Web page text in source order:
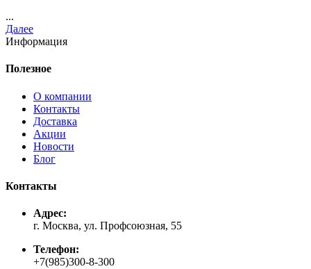
...
Далее
Информация
Полезное
О компании
Контакты
Доставка
Акции
Новости
Блог
Контакты
Адрес:
г. Москва, ул. Профсоюзная, 55
Телефон:
+7(985)300-8-300